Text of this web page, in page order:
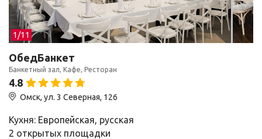
1/11
ОбедБанкет
Банкетный зал, Кафе, Ресторан
4.8
Омск, ул. 3 Северная, 126
Кухня: Европейская, русская
2 открытых площадки